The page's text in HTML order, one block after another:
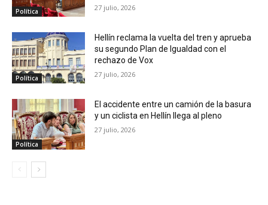
Política 27 julio, 2026
Política
Hellín reclama la vuelta del tren y aprueba
su segundo Plan de Igualdad con el
rechazo de Vox
27 julio, 2026
Política
El accidente entre un camión de la basura
y un ciclista en Hellín llega al pleno
27 julio, 2026